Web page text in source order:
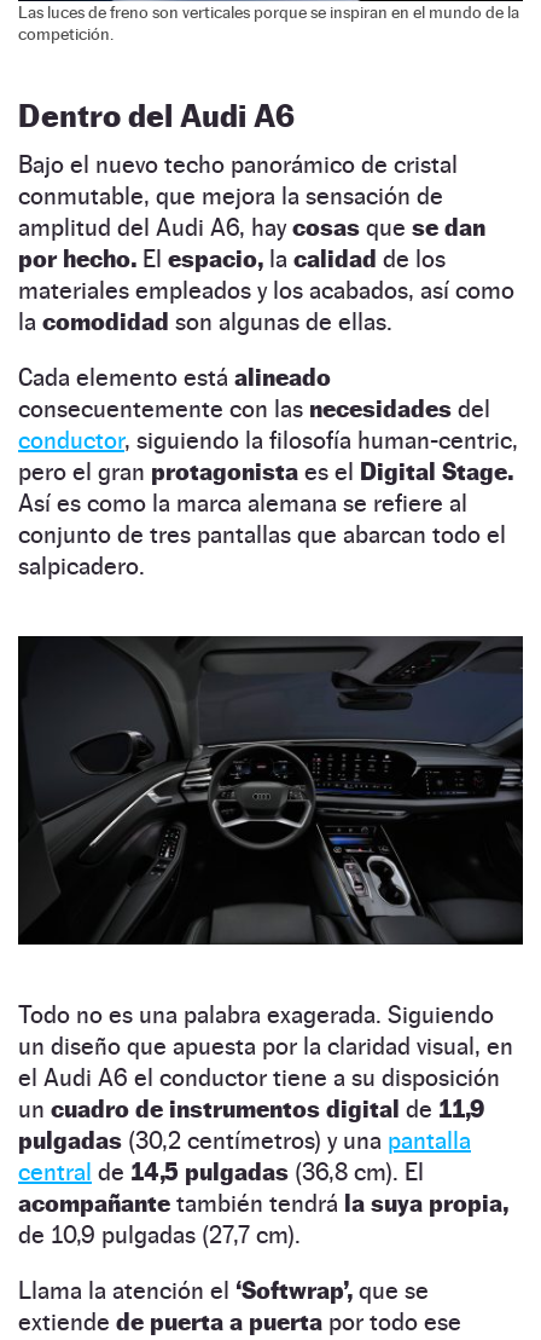
Las luces de freno son verticales porque se inspiran en el mundo de la
competición.
Dentro del Audi A6
Bajo el nuevo techo panorámico de cristal
conmutable, que mejora la sensación de
amplitud del Audi A6, haycosas que se dan
por hecho. El espacio, la calidad de los
materiales empleados y los acabados, así como
la comodidad son algunas de ellas.
Cada elemento está alineado
consecuentemente con las necesidades del
conductor, siguiendo la filosofía human-centric,
pero el gran protagonista es el Digital Stage.
Así es como la marca alemana se refiere al
conjunto de tres pantallas que abarcan todo el
salpicadero.
Todo no es una palabra exagerada. Siguiendo
un diseño que apuesta por la claridad visual, en
el Audi A6 el conductor tiene a su disposición
un cuadro de instrumentos digital de 11,9
pulgadas (30,2 centímetros) y una pantalla
central de 14,5 pulgadas (36,8 cm). El
acompañante también tendrá la suya propia,
de 10,9 pulgadas (27,7 cm).
Llama la atención el ‘Softwrap’, que se
extiende de puerta a puerta por todo ese